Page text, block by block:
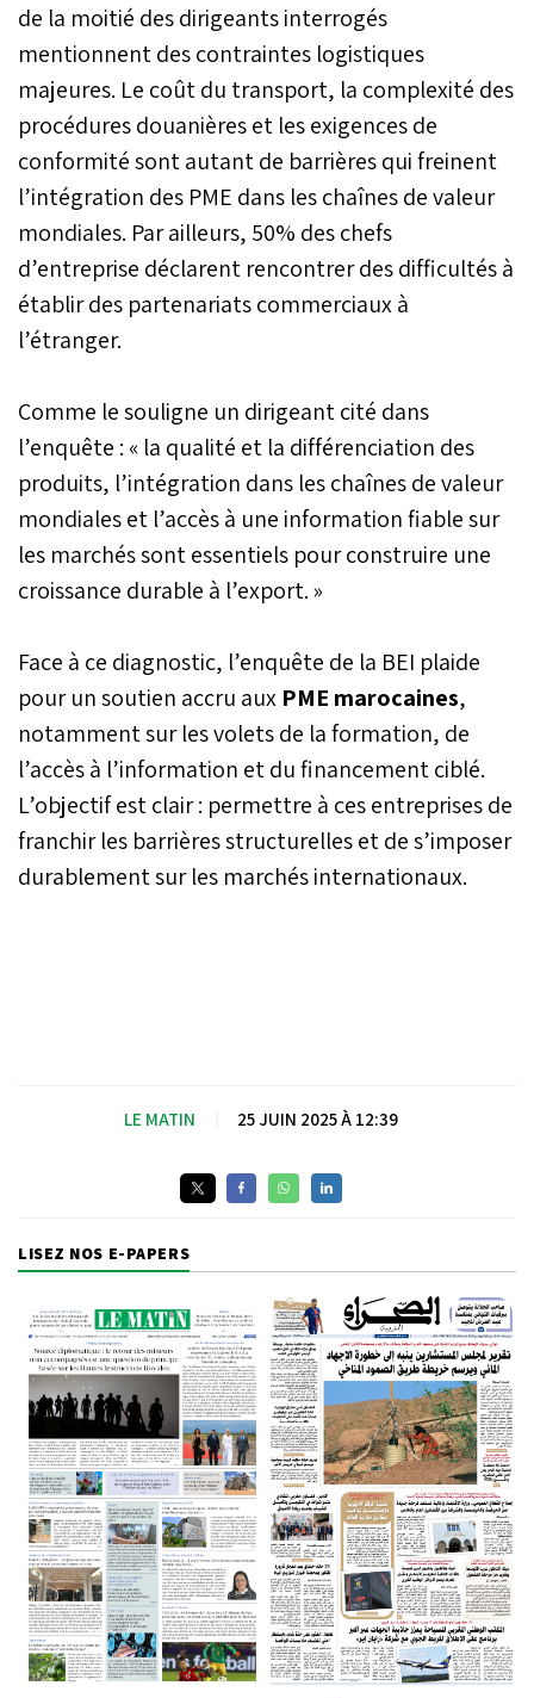
de la moitié des dirigeants interrogés
mentionnent des contraintes logistiques
majeures. Le coût du transport, la complexité des
procédures douanières et les exigences de
conformité sont autant de barrières qui freinent
l’intégration des PME dans les chaînes de valeur
mondiales. Par ailleurs, 50% des chefs
d’entreprise déclarent rencontrer des difficultés à
établir des partenariats commerciaux à
l’étranger.
Comme le souligne un dirigeant cité dans
l’enquête : « la qualité et la différenciation des
produits, l’intégration dans les chaînes de valeur
mondiales et l’accès à une information fiable sur
les marchés sont essentiels pour construire une
croissance durable à l’export. »
Face à ce diagnostic, l’enquête de la BEI plaide
pour un soutien accru aux PME marocaines,
notamment sur les volets de la formation, de
l’accès à l’information et du financement ciblé.
L’objectif est clair : permettre à ces entreprises de
franchir les barrières structurelles et de s’imposer
durablement sur les marchés internationaux.
LE MATIN 25 JUIN 2025 À 12:39
LISEZ NOS E-PAPERS